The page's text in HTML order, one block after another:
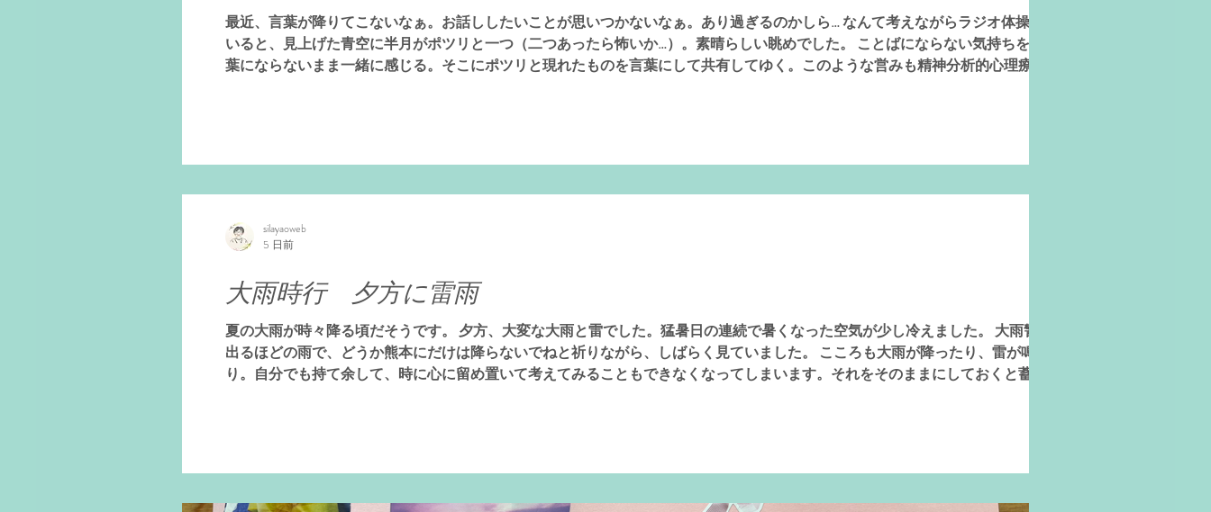
最近、言葉が降りてこないなぁ。お話ししたいことが思いつかないなぁ。あり過ぎるのかしら… なんて考えながらラジオ体操して
いると、見上げた青空に半月がポツリと一つ（二つあったら怖いか…）。素晴らしい眺めでした。 ことばにならない気持ちを、言
葉にならないまま一緒に感じる。そこにポツリと現れたものを言葉にして共有してゆく。このような営みも精神分析的心理療法で
大雨時行 夕方に雷雨
夏の大雨が時々降る頃だそうです。 夕方、大変な大雨と雷でした。猛暑日の連続で暑くなった空気が少し冷えました。 大雨警報が
出るほどの雨で、どうか熊本にだけは降らないでねと祈りながら、しばらく見ていました。 こころも大雨が降ったり、雷が鳴った
り。自分でも持て余して、時に心に留め置いて考えてみることもできなくなってしまいます。それをそのままにしておくと蓄積し
silayaoweb
5 日前